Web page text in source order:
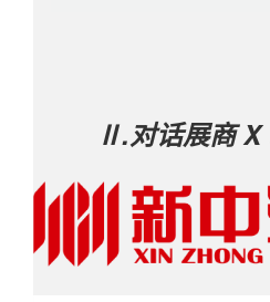
Ⅱ.对话展商X